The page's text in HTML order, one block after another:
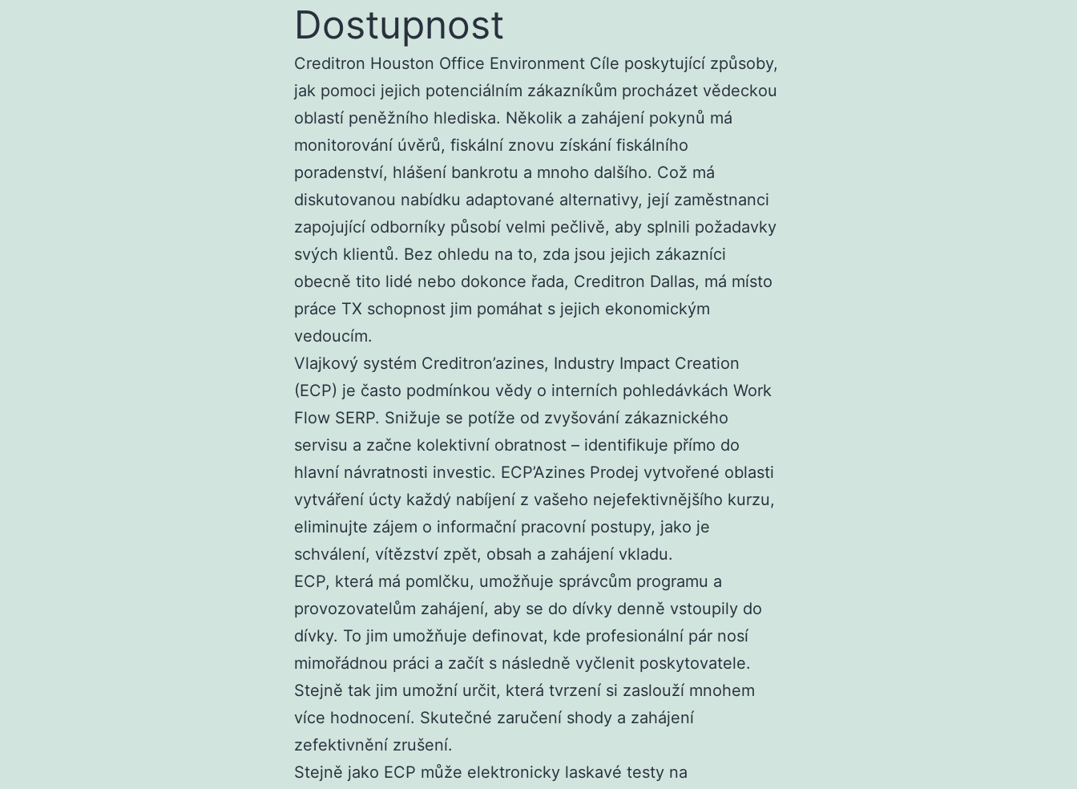
Dostupnost
Creditron Houston Office Environment Cíle poskytující způsoby,
jak pomoci jejich potenciálním zákazníkům procházet vědeckou
oblastí peněžního hlediska. Několik a zahájení pokynů má
monitorování úvěrů, fiskální znovu získání fiskálního
poradenství, hlášení bankrotu a mnoho dalšího. Což má
diskutovanou nabídku adaptované alternativy, její zaměstnanci
zapojující odborníky působí velmi pečlivě, aby splnili požadavky
svých klientů. Bez ohledu na to, zda jsou jejich zákazníci
obecně tito lidé nebo dokonce řada, Creditron Dallas, má místo
práce TX schopnost jim pomáhat s jejich ekonomickým
vedoucím.
Vlajkový systém Creditron’azines, Industry Impact Creation
(ECP) je často podmínkou vědy o interních pohledávkách Work
Flow SERP. Snižuje se potíže od zvyšování zákaznického
servisu a začne kolektivní obratnost – identifikuje přímo do
hlavní návratnosti investic. ECP’Azines Prodej vytvořené oblasti
vytváření úcty každý nabíjení z vašeho nejefektivnějšího kurzu,
eliminujte zájem o informační pracovní postupy, jako je
schválení, vítězství zpět, obsah a zahájení vkladu.
ECP, která má pomlčku, umožňuje správcům programu a
provozovatelům zahájení, aby se do dívky denně vstoupily do
dívky. To jim umožňuje definovat, kde profesionální pár nosí
mimořádnou práci a začít s následně vyčlenit poskytovatele.
Stejně tak jim umožní určit, která tvrzení si zaslouží mnohem
více hodnocení. Skutečné zaručení shody a zahájení
zefektivnění zrušení.
Stejně jako ECP může elektronicky laskavé testy na